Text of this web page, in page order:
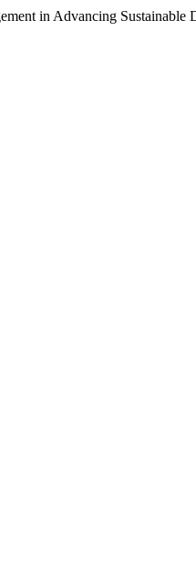
in Advancing Sustainable